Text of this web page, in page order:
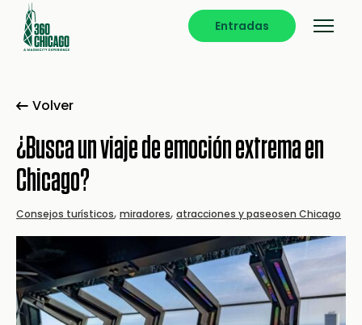
Entradas
Volver
¿Busca un viaje de emoción extrema en
Chicago?
Consejos turísticos, miradores, atracciones y paseosen Chicago